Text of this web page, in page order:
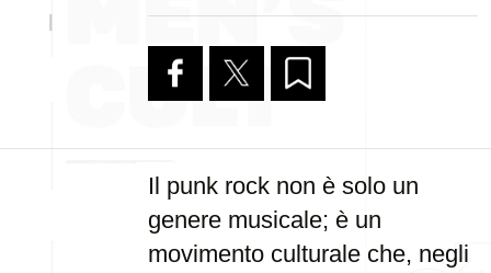
Il punk rock non è solo un
genere musicale; è un
movimento culturale che, negli